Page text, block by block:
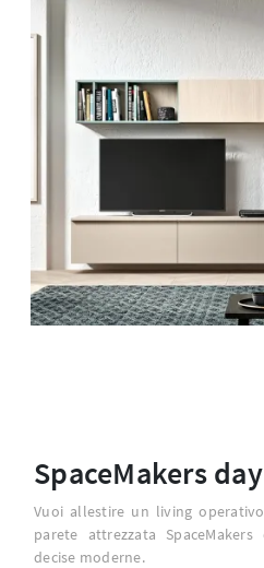
SpaceMakers
Vuoi allestire un living
parete attrezzata
decise moderne.